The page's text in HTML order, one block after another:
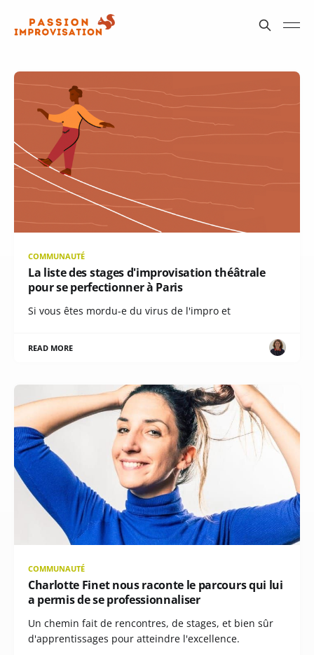
COMMUNAUTÉ
La liste des stages d'improvisation théâtrale
pour se perfectionner à Paris
Si vous êtes mordu-e du virus de l'impro et
READ MORE
COMMUNAUTÉ
Charlotte Finet nous raconte le parcours qui lui
a permis de se professionnaliser
Un chemin fait de rencontres, de stages, et bien sûr
d'apprentissages pour atteindre l'excellence.